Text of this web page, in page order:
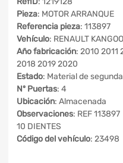
Pieza: MOTOR ARRANQUE
Referencia pieza: 113897
Vehículo: RENAULT
Año fabricación: 2010 2011
2018 2019 2020
Estado: Material de
Nº Puertas: 4
Ubicación: Almacenada
Observaciones: REF 113897
10 DIENTES
Código del vehículo: 23498